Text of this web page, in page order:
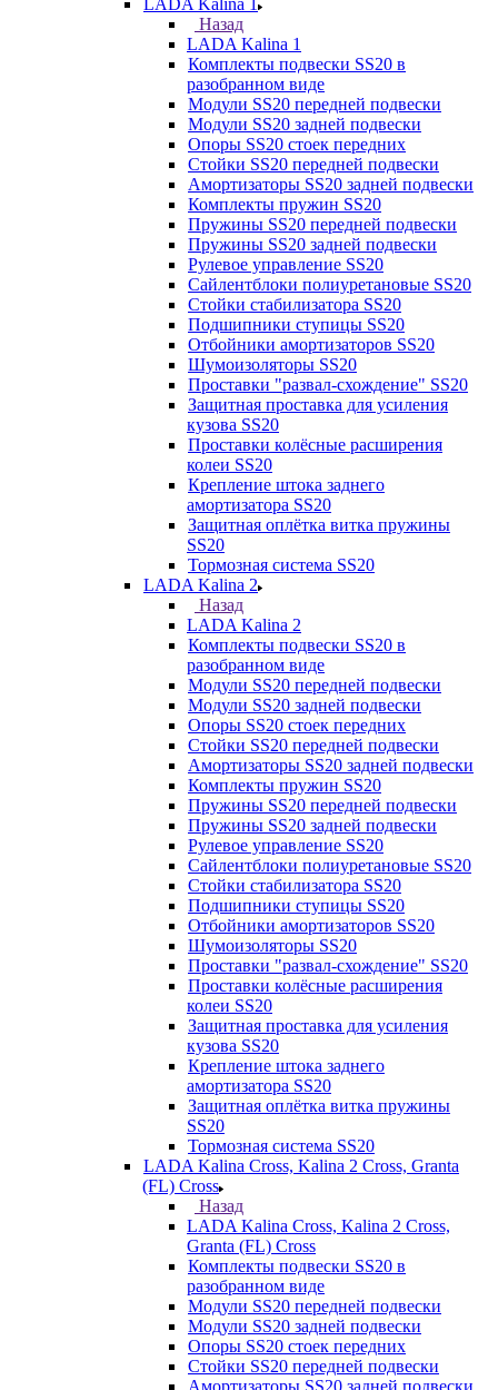
LADA Kalina 1
Назад
LADA Kalina 1
Комплекты подвески SS20 в
разобранном виде
Модули SS20 передней подвески
Модули SS20 задней подвески
Опоры SS20 стоек передних
Стойки SS20 передней подвески
Амортизаторы SS20 задней подвески
Комплекты пружин SS20
Пружины SS20 передней подвески
Пружины SS20 задней подвески
Рулевое управление SS20
Сайлентблоки полиуретановые SS20
Стойки стабилизатора SS20
Подшипники ступицы SS20
Отбойники амортизаторов SS20
Шумоизоляторы SS20
Проставки "развал-схождение" SS20
Защитная проставка для усиления
кузова SS20
Проставки колёсные расширения
колеи SS20
Крепление штока заднего
амортизатора SS20
Защитная оплётка витка пружины
SS20
Тормозная система SS20
LADA Kalina 2
Назад
LADA Kalina 2
Комплекты подвески SS20 в
разобранном виде
Модули SS20 передней подвески
Модули SS20 задней подвески
Опоры SS20 стоек передних
Стойки SS20 передней подвески
Амортизаторы SS20 задней подвески
Комплекты пружин SS20
Пружины SS20 передней подвески
Пружины SS20 задней подвески
Рулевое управление SS20
Сайлентблоки полиуретановые SS20
Стойки стабилизатора SS20
Подшипники ступицы SS20
Отбойники амортизаторов SS20
Шумоизоляторы SS20
Проставки "развал-схождение" SS20
Проставки колёсные расширения
колеи SS20
Защитная проставка для усиления
кузова SS20
Крепление штока заднего
амортизатора SS20
Защитная оплётка витка пружины
SS20
Тормозная система SS20
LADA Kalina Cross, Kalina 2 Cross, Granta
(FL) Cross
Назад
LADA Kalina Cross, Kalina 2 Cross,
Granta (FL) Cross
Комплекты подвески SS20 в
разобранном виде
Модули SS20 передней подвески
Модули SS20 задней подвески
Опоры SS20 стоек передних
Стойки SS20 передней подвески
Амортизаторы SS20 задней подвески